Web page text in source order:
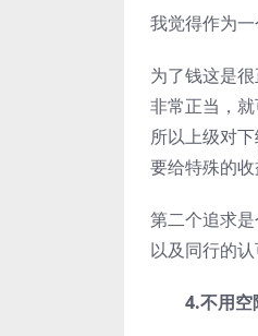
我觉得作为
为了钱这是
非常正当，
所以上级对
要给特殊的收
第二个追求
以及同行的
4.不用空